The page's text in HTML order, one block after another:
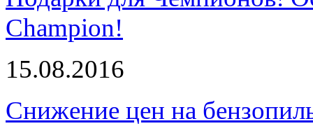
Champion!
15.08.2016
Снижение цен на